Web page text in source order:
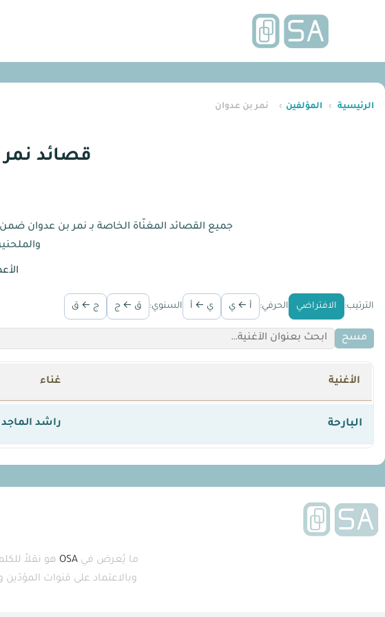
الرئيسية › المؤلفين › نمر بن عدوان
قصائد نمر
جميع القصائد المغنّاة الخاصة بـ نمر بن عدوان
الترتيب: الافتراضي الحرفي: أ ← ي ي ← أ السنوي: ق ← ج ج ← ق
مسح
الأغنية غناء
البارحة راشد الماجد
ما يُعرض فيOSA هو نقلاً
وبالاعتماد على قنوات